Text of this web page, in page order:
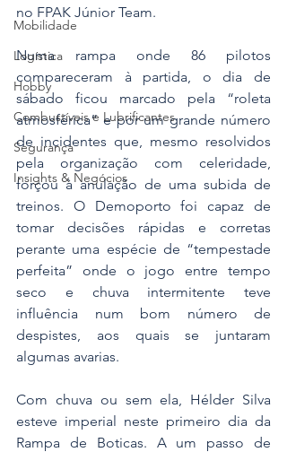
Mobilidade
Logística
Hobby
Combustíveis e Lubrificantes
Segurança
Insights & Negócios
no FPAK Júnior Team.
Numa rampa onde 86 pilotos
compareceram à partida, o dia de
sábado ficou marcado pela “roleta
atmosférica” e por um grande número
de incidentes que, mesmo resolvidos
pela organização com celeridade,
forçou à anulação de uma subida de
treinos. O Demoporto foi capaz de
tomar decisões rápidas e corretas
perante uma espécie de “tempestade
perfeita” onde o jogo entre tempo
seco e chuva intermitente teve
influência num bom número de
despistes, aos quais se juntaram
algumas avarias.
Com chuva ou sem ela, Hélder Silva
esteve imperial neste primeiro dia da
Rampa de Boticas. A um passo de